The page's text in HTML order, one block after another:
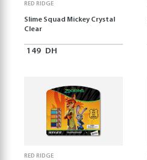
RED RIDGE
Slime Squad Mickey Crystal
Clear
149 DH
RED RIDGE